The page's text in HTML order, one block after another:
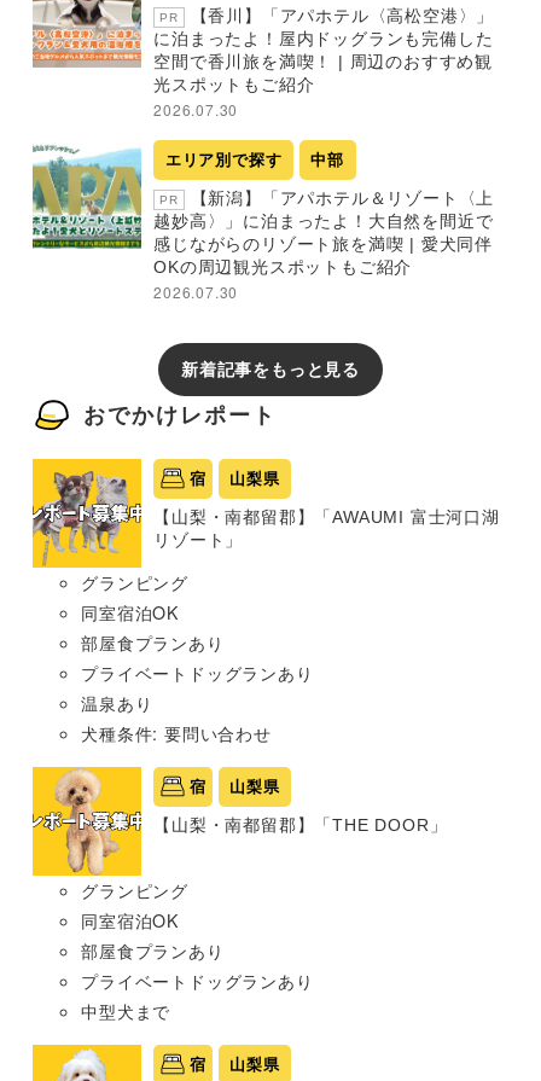
PR
【香川】「アパホテル〈高松空港〉」
に泊まったよ！屋内ドッグランも完備した
空間で香川旅を満喫！ | 周辺のおすすめ観
光スポットもご紹介
2026.07.30
エリア別で探す 中部
PR
【新潟】「アパホテル＆リゾート〈上
越妙高〉」に泊まったよ！大自然を間近で
感じながらのリゾート旅を満喫 | 愛犬同伴
OKの周辺観光スポットもご紹介
2026.07.30
新着記事をもっと見る
おでかけレポート
宿 山梨県
【山梨・南都留郡】「AWAUMI 富士河口湖
リゾート」
グランピング
同室宿泊OK
部屋食プランあり
プライベートドッグランあり
温泉あり
犬種条件: 要問い合わせ
宿 山梨県
【山梨・南都留郡】「THE DOOR」
グランピング
同室宿泊OK
部屋食プランあり
プライベートドッグランあり
中型犬まで
宿 山梨県